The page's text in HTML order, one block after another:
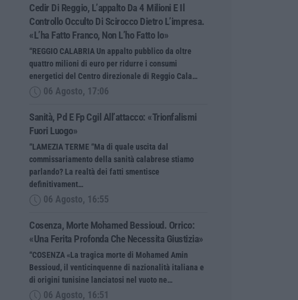
Cedir Di Reggio, L’appalto Da 4 Milioni E Il
Controllo Occulto Di Scirocco Dietro L’impresa.
«L’ha Fatto Franco, Non L’ho Fatto Io»
“REGGIO CALABRIA Un appalto pubblico da oltre
quattro milioni di euro per ridurre i consumi
energetici del Centro direzionale di Reggio Cala…
06 Agosto, 17:06
Sanità, Pd E Fp Cgil All’attacco: «Trionfalismi
Fuori Luogo»
“LAMEZIA TERME “Ma di quale uscita dal
commissariamento della sanità calabrese stiamo
parlando? La realtà dei fatti smentisce
definitivament…
06 Agosto, 16:55
Cosenza, Morte Mohamed Bessioud. Orrico:
«Una Ferita Profonda Che Necessita Giustizia»
“COSENZA «La tragica morte di Mohamed Amin
Bessioud, il venticinquenne di nazionalità italiana e
di origini tunisine lanciatosi nel vuoto ne…
06 Agosto, 16:51